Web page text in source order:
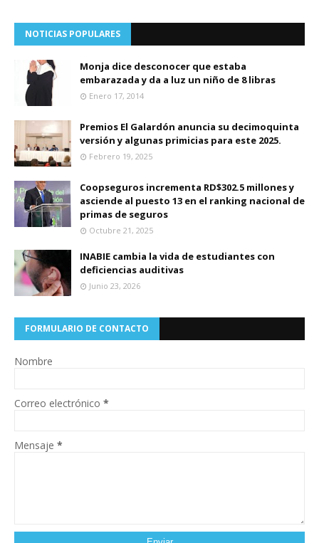
NOTICIAS POPULARES
Monja dice desconocer que estaba
embarazada y da a luz un niño de 8 libras
Enero 17, 2014
Premios El Galardón anuncia su decimoquinta
versión y algunas primicias para este 2025.
Febrero 19, 2025
Coopseguros incrementa RD$302.5 millones y
asciende al puesto 13 en el ranking nacional de
primas de seguros
Octubre 21, 2025
INABIE cambia la vida de estudiantes con
deficiencias auditivas
Junio 23, 2026
FORMULARIO DE CONTACTO
Nombre
Correo electrónico *
Mensaje *